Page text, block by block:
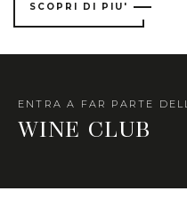
SCOPRI DI PIU'
ENTRA A FAR PARTE
WINE CLUB